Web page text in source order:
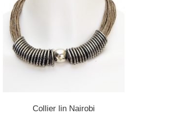
Collier lin Nairobi